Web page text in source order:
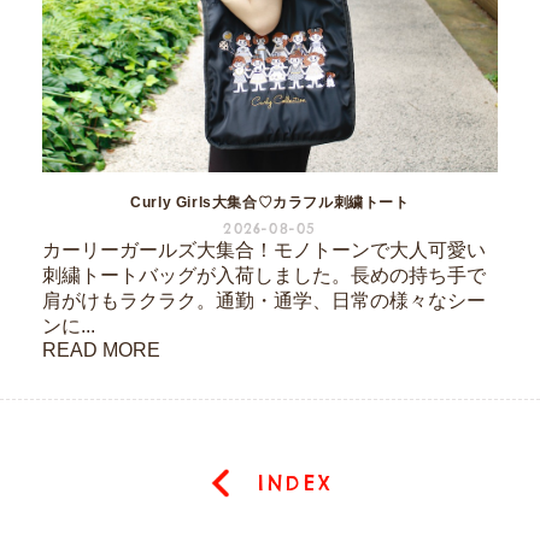
Curly Girls大集合♡カラフル刺繍トート
2026-08-05
カーリーガールズ大集合！モノトーンで大人可愛い
刺繍トートバッグが入荷しました。長めの持ち手で
肩がけもラクラク。通勤・通学、日常の様々なシー
ンに...
READ MORE
INDEX